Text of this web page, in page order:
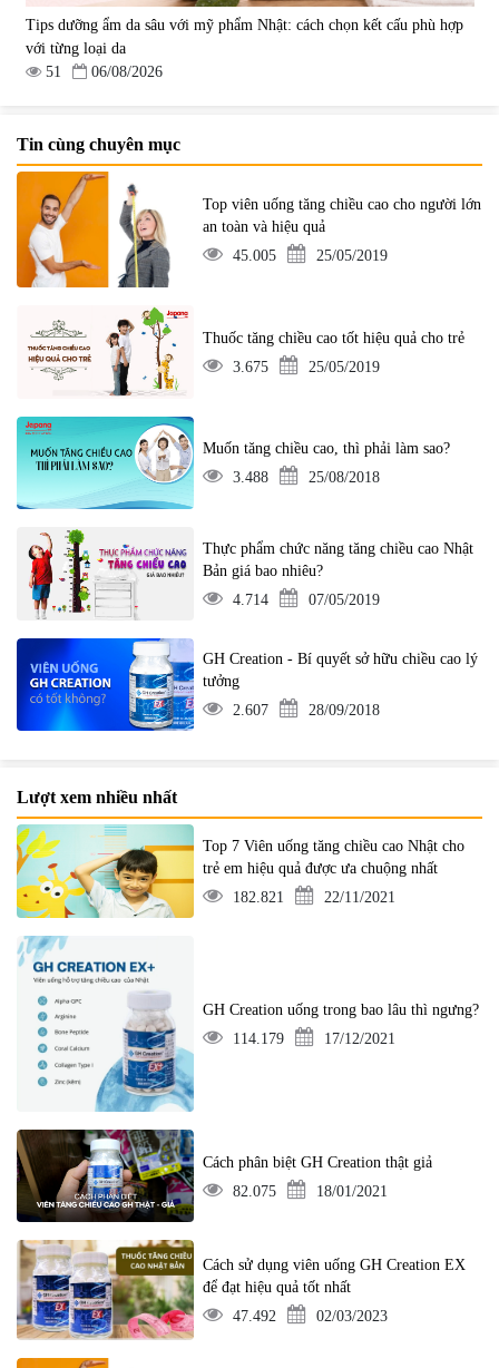
Tips dưỡng ẩm da sâu với mỹ phẩm Nhật: cách chọn kết cấu phù hợp
với từng loại da
51
06/08/2026
Tin cùng chuyên mục
Top viên uống tăng chiều cao cho người lớn
an toàn và hiệu quả
45.005
25/05/2019
Thuốc tăng chiều cao tốt hiệu quả cho trẻ
3.675
25/05/2019
Muốn tăng chiều cao, thì phải làm sao?
3.488
25/08/2018
Thực phẩm chức năng tăng chiều cao Nhật
Bản giá bao nhiêu?
4.714
07/05/2019
GH Creation - Bí quyết sở hữu chiều cao lý
tưởng
2.607
28/09/2018
Lượt xem nhiều nhất
Top 7 Viên uống tăng chiều cao Nhật cho
trẻ em hiệu quả được ưa chuộng nhất
182.821
22/11/2021
GH Creation uống trong bao lâu thì ngưng?
114.179
17/12/2021
Cách phân biệt GH Creation thật giả
82.075
18/01/2021
Cách sử dụng viên uống GH Creation EX
để đạt hiệu quả tốt nhất
47.492
02/03/2023